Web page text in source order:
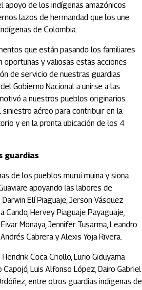
apoyo de los indígenas amazónicos
lazos de hermandad que los une
de Colombia.
que están pasando los familiares
oportunas y valiosas estas acciones
de servicio de nuestras guardias
Gobierno Nacional a unirse a las
a nuestros pueblos originarios
aéreo para contribuir en la
y en la pronta ubicación de los 4
guardias
de los pueblos murui muina y siona
apoyando las labores de
Elí Piaguaje, Jerson Vásquez
Cando, Hervey Piaguaje Payaguaje,
Monaya, Jennifer Tusarma, Leandro
Cabrera y Alexis Yoja Rivera.
Coca Criollo, Lurio Giduyama
Capojó, Luis Alfonso López, Dairo Gabriel
entre otros guardias indígenas de